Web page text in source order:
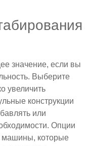
значение, если вы
Выберите
увеличить
конструкции
или
Опции
машины, которые